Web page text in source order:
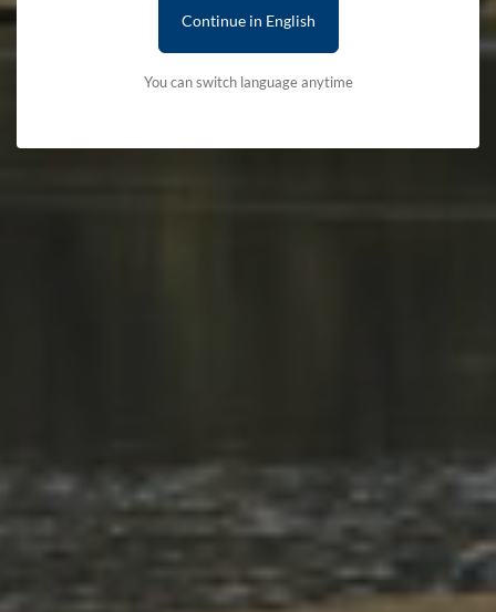
Continue in English
You can switch language anytime